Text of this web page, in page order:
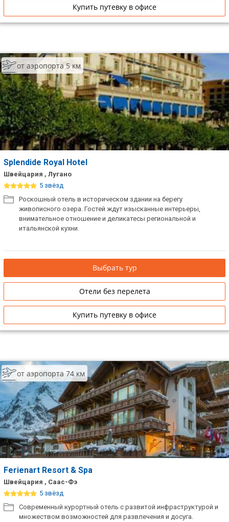
Купить путевку в офисе
от аэропорта 5 км
Splendide Royal Hotel
Швейцария , Лугано
5 звёзд
Роскошный отель в историческом здании на берегу
живописного озера. Гостей ждут изысканные интерьеры,
внимательное отношение и деликатесы региональной и
итальянской кухни.
Выбрать тур
Отели без перелета
Купить путевку в офисе
от аэропорта 74 км
Ferienart Resort & Spa
Швейцария , Саас-Фэ
5 звёзд
Современный курортный отель с развитой инфраструктурой и
множеством возможностей для развлечения и досуга.